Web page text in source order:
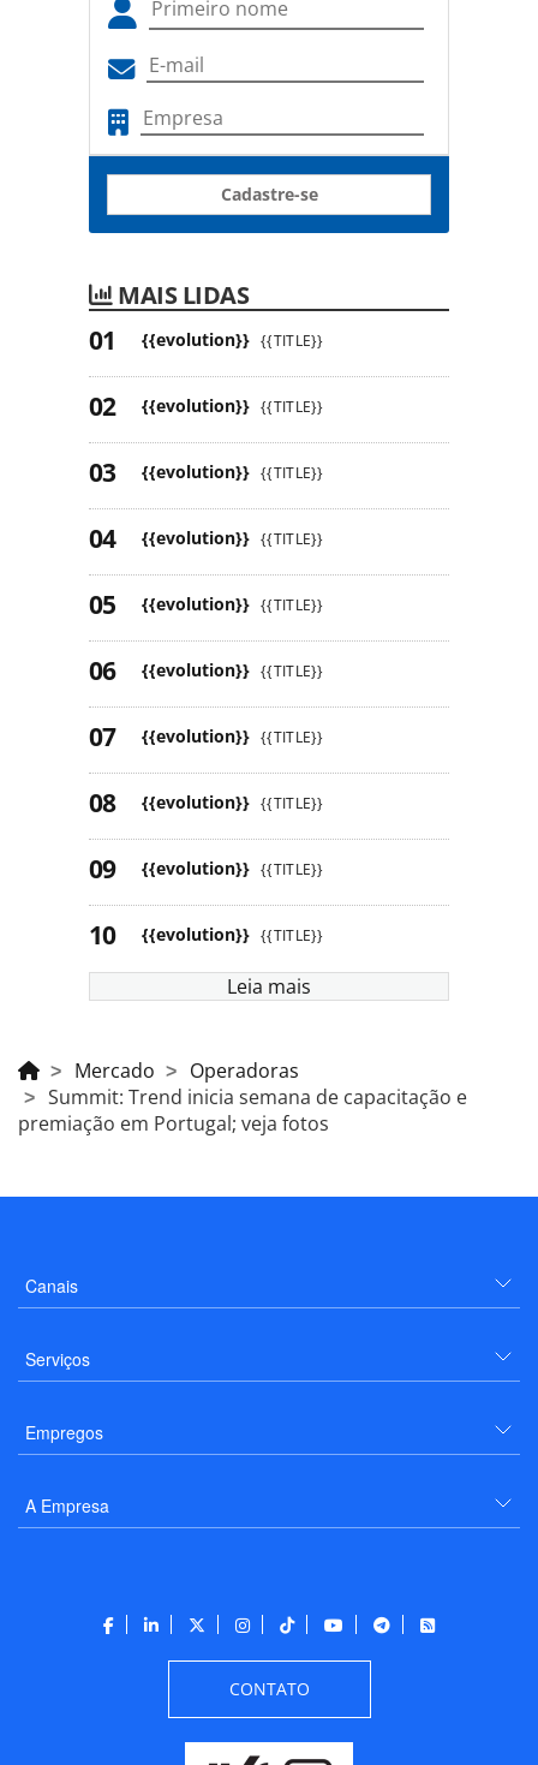
Cadastre-se
MAIS LIDAS
{{evolution}} {{TITLE}}
{{evolution}} {{TITLE}}
{{evolution}} {{TITLE}}
{{evolution}} {{TITLE}}
{{evolution}} {{TITLE}}
{{evolution}} {{TITLE}}
{{evolution}} {{TITLE}}
{{evolution}} {{TITLE}}
{{evolution}} {{TITLE}}
{{evolution}} {{TITLE}}
Leia mais
Mercado
Operadoras
Summit: Trend inicia semana de capacitação e
premiação em Portugal; veja fotos
Canais
Serviços
Empregos
A Empresa
CONTATO